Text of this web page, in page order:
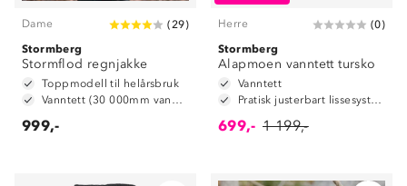
Dame (29)
Stormberg
Stormflod regnjakke
Toppmodell til helårsbruk
Vanntett (30 000mm vannsøyle)
999,-
Herre (0)
Stormberg
Alapmoen vanntett tursko
Vanntett
Pratisk justerbart lissesystem
699,- 1 199,-